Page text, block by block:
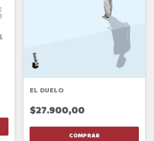
EL DUELO
$27.900,00